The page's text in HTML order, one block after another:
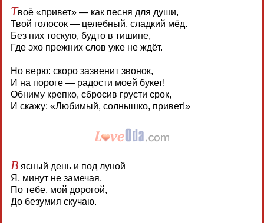
Твоё «привет» — как песня для души,
Твой голосок — целебный, сладкий мёд.
Без них тоскую, будто в тишине,
Где эхо прежних слов уже не ждёт.
Но верю: скоро зазвенит звонок,
И на пороге — радости моей букет!
Обниму крепко, сбросив грусти срок,
И скажу: «Любимый, солнышко, привет!»
Вясный день и под луной
Я, минут не замечая,
По тебе, мой дорогой,
До безумия скучаю.